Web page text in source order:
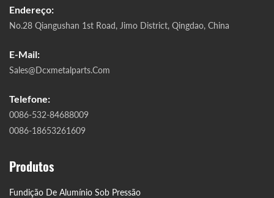
Endereço:
No.28 Qiangushan 1st Road, Jimo District, Qingdao, China
E-Mail:
Sales@dcxmetalparts.com
Telefone:
0086-532-84688009
0086-18653261609
Produtos
Fundição De Alumínio Sob Pressão